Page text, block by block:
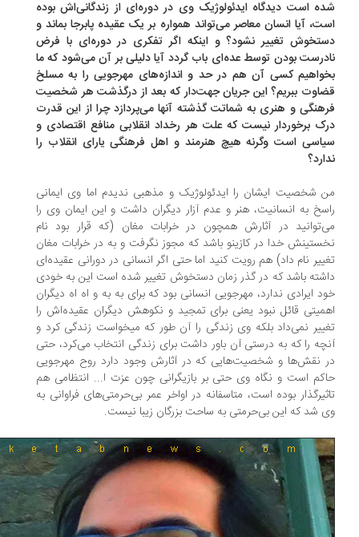
است دیدگاه ایدئولوژیک وی در دوره‌ای از زندگانی‌اش بوده
آیا انسان معاصر می‌تواند همواره بر یک عقیده پابرجا بماند و
تغییر نشود؟ و اینکه اگر تفکری در دوره‌ای با فرض
بودن توسط عده‌ای باب گردد آیا دلیلی بر آن می‌شود که ما
کسی آن هم در حد و اندازه‌های مهرجویی را به مسلخ
ببریم؟ این جریان جهت‌دار که بعد از درگذشت هر شخصیت
و هنری به شماتت گذشته آنها می‌پردازد چرا از این قدرت
برخوردار نیست که علت هر رخداد انقلابی منافع اقتصادی و
است وگرنه هیچ هنرمند و اهل فرهنگی یارای انقلاب را
شخصیت ایشان را ایدئولوژیک و مذهبی ندیدم اما وی ایمانی
به انسانیت، هنر و عدم آزار دیگران داشت و این ایمان وی را
در آثارش همچون در خرابات مغان (که قرار بود نام
خدا در کازینو باشد که مجوز نگرفت و به در خرابات مغان
نام داد) هم رویت کنید اما حتی اگر انسانی در دورانی عقیده‌ای
باشد که در گذر زمان دستخوش تغییر شده است این به خودی
ایرادی ندارد، مهرجویی انسانی بود که برای به به و اه اه دیگران
قائل نبود یعنی برای تمجید و نکوهش دیگران عقیده‌اش را
نمی‌داد بلکه وی زندگی را آن طور که میخواست زندگی کرد و
را که به درستی آن باور داشت برای زندگی انتخاب می‌کرد، حتی
نقش‌ها و شخصیت‌هایی که در آثارش وجود دارد روح مهرجویی
است و نگاه وی حتی بر بازیگرانی چون عزت ا... انتظامی هم
بوده است، متاسفانه در اواخر عمر بی‌حرمتی‌های فراوانی به
شد که این بی‌حرمتی به ساحت بزرگان زیبا نیست.